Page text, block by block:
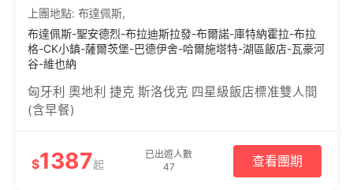
上團地點: 布達佩斯,
布達佩斯-聖安德烈-布拉迪斯拉發-布爾諾-庫特納霍拉-布拉
格-CK小鎮-薩爾茨堡-巴德伊舍-哈爾施塔特-湖區飯店-瓦豪河
谷-維也納
匈牙利 奧地利 捷克 斯洛伐克 四星級飯店標准雙人間
(含早餐)
$1387起
已出遊人數
47
查看團期